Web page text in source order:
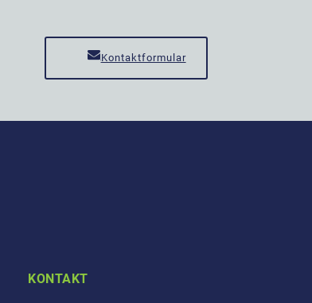
Kontaktformular
KONTAKT